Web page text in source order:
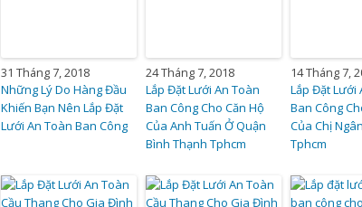
31 Tháng 7, 2018
Những Lý Do Hàng Đầu
Khiến Bạn Nên Lắp Đặt
Lưới An Toàn Ban Công
24 Tháng 7, 2018
Lắp Đặt Lưới An Toàn
Ban Công Cho Căn Hộ
Của Anh Tuấn Ở Quận
Bình Thạnh Tphcm
14 Tháng 7,
Lắp Đặt Lưới
Ban Công
Của Chị
Tphcm